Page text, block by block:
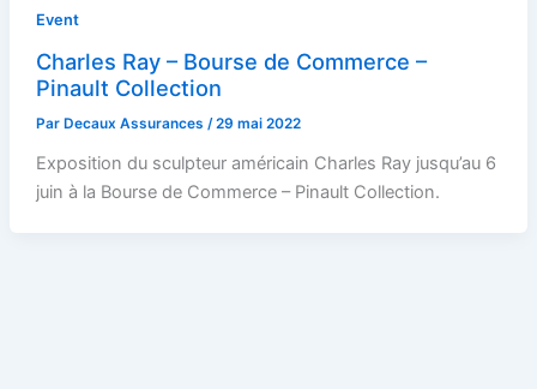
Event
Charles Ray – Bourse de Commerce –
Pinault Collection
Par Decaux Assurances /29 mai 2022
Exposition du sculpteur américain Charles Ray jusqu’au 6
juin à la Bourse de Commerce – Pinault Collection.